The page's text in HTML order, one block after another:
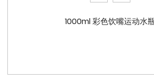
水瓶的机会。挂绳还使孩子们更容易携带
1000ml 彩色饮嘴运动水